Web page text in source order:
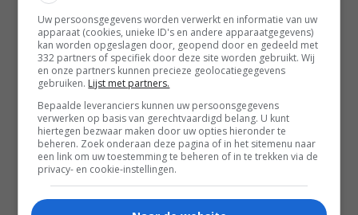
Uw persoonsgegevens worden verwerkt en informatie van uw
apparaat (cookies, unieke ID's en andere apparaatgegevens)
kan worden opgeslagen door, geopend door en gedeeld met
332 partners of specifiek door deze site worden gebruikt. Wij
en onze partners kunnen precieze geolocatiegegevens
gebruiken. Lijst met partners.
Bepaalde leveranciers kunnen uw persoonsgegevens
verwerken op basis van gerechtvaardigd belang. U kunt
hiertegen bezwaar maken door uw opties hieronder te
beheren. Zoek onderaan deze pagina of in het sitemenu naar
een link om uw toestemming te beheren of in te trekken via de
privacy- en cookie-instellingen.